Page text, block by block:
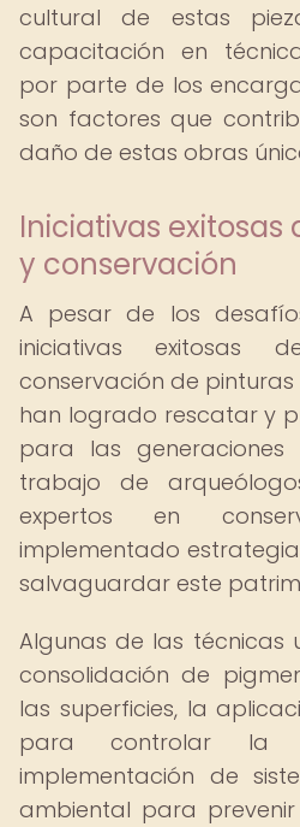
cultural de estas
capacitación en
por parte de los
son factores que
daño de estas obras
Iniciativas exitosas
y conservación
A pesar de los
iniciativas exitosas
conservación de
han logrado rescatar y
para las generaciones
trabajo de
expertos en
implementado
salvaguardar este
Algunas de las técnicas
consolidación de
las superficies, la
para controlar la
implementación de
ambiental para